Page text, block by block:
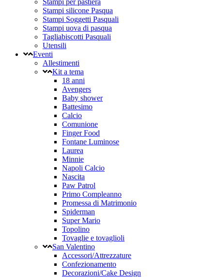
Stampi per pastiera
Stampi silicone Pasqua
Stampi Soggetti Pasquali
Stampi uova di pasqua
Tagliabiscotti Pasquali
Utensili
Eventi
Allestimenti
Kit a tema
18 anni
Avengers
Baby shower
Battesimo
Calcio
Comunione
Finger Food
Fontane Luminose
Laurea
Minnie
Napoli Calcio
Nascita
Paw Patrol
Primo Compleanno
Promessa di Matrimonio
Spiderman
Super Mario
Topolino
Tovaglie e tovaglioli
San Valentino
Accessori/Attrezzature
Confezionamento
Decorazioni/Cake Design